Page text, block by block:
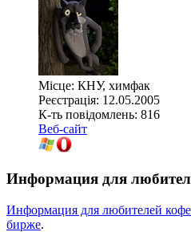
Місце: КНУ, химфак
Реєстрація: 12.05.2005
К-ть повідомлень: 816
Веб-сайт
Информация для
Информация для любителей
бирже.